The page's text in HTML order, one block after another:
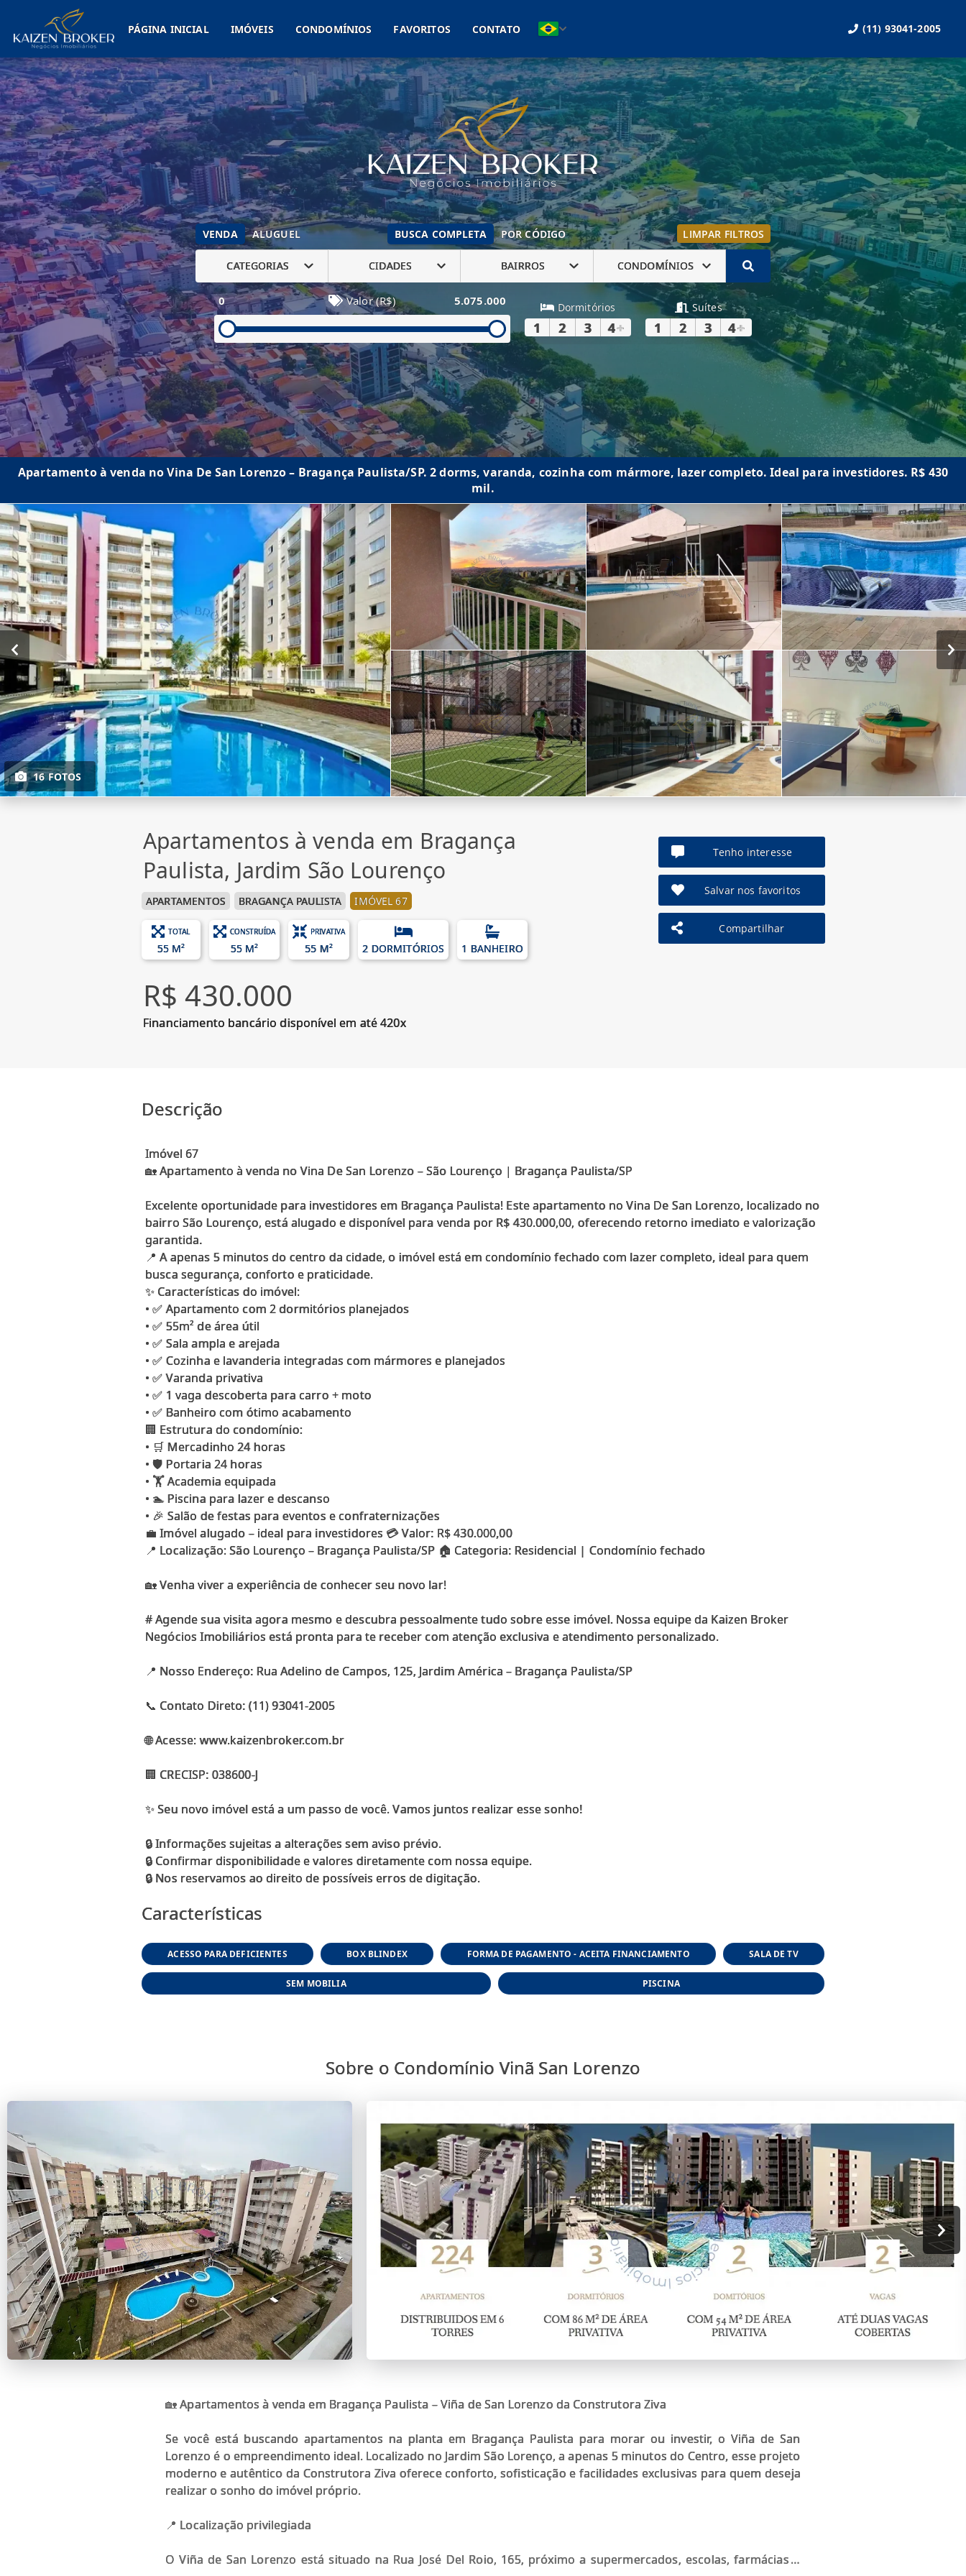
(11) 93041-2005
PÁGINA INICIAL IMÓVEIS CONDOMÍNIOS FAVORITOS CONTATO (11) 93041-2005
VENDA ALUGUEL BUSCA COMPLETA POR CÓDIGO LIMPAR FILTROS
CATEGORIAS CIDADES BAIRROS CONDOMÍNIOS
0 Valor (R$) 5.075.000 Dormitórios
1 2 3 4+
Suítes
1 2 3 4+
Apartamento à venda no Vina De San Lorenzo – Bragança Paulista/SP. 2 dorms, varanda, cozinha com mármore, lazer completo. Ideal para investidores. R$ 430
mil.
16 FOTOS
Apartamentos à venda em Bragança
Paulista, Jardim São Lourenço
APARTAMENTOS BRAGANÇA PAULISTA IMÓVEL 67
TOTAL
55 M²
CONSTRUÍDA
55 M²
PRIVATIVA
55 M² 2 DORMITÓRIOS 1 BANHEIRO
R$ 430.000
Financiamento bancário disponível em até 420x
Tenho interesse
Salvar nos favoritos
Compartilhar
Descrição
Imóvel 67
🏡 Apartamento à venda no Vina De San Lorenzo – São Lourenço | Bragança Paulista/SP
Excelente oportunidade para investidores em Bragança Paulista! Este apartamento no Vina De San Lorenzo, localizado no
bairro São Lourenço, está alugado e disponível para venda por R$ 430.000,00, oferecendo retorno imediato e valorização
garantida.
📍 A apenas 5 minutos do centro da cidade, o imóvel está em condomínio fechado com lazer completo, ideal para quem
busca segurança, conforto e praticidade.
✨ Características do imóvel:
• ✅ Apartamento com 2 dormitórios planejados
• ✅ 55m² de área útil
• ✅ Sala ampla e arejada
• ✅ Cozinha e lavanderia integradas com mármores e planejados
• ✅ Varanda privativa
• ✅ 1 vaga descoberta para carro + moto
• ✅ Banheiro com ótimo acabamento
🏢 Estrutura do condomínio:
• 🛒 Mercadinho 24 horas
• 🛡️ Portaria 24 horas
• 🏋️ Academia equipada
• 🏊 Piscina para lazer e descanso
• 🎉 Salão de festas para eventos e confraternizações
💼 Imóvel alugado – ideal para investidores 💳 Valor: R$ 430.000,00
📍 Localização: São Lourenço – Bragança Paulista/SP 🏠 Categoria: Residencial | Condomínio fechado
🏡 Venha viver a experiência de conhecer seu novo lar!
# Agende sua visita agora mesmo e descubra pessoalmente tudo sobre esse imóvel. Nossa equipe da Kaizen Broker
Negócios Imobiliários está pronta para te receber com atenção exclusiva e atendimento personalizado.
📍 Nosso Endereço: Rua Adelino de Campos, 125, Jardim América – Bragança Paulista/SP
📞 Contato Direto: (11) 93041-2005
🌐 Acesse: www.kaizenbroker.com.br
🏢 CRECISP: 038600-J
✨ Seu novo imóvel está a um passo de você. Vamos juntos realizar esse sonho!
🔒 Informações sujeitas a alterações sem aviso prévio.
🔒 Confirmar disponibilidade e valores diretamente com nossa equipe.
Características
ACESSO PARA DEFICIENTES BOX BLINDEX FORMA DE PAGAMENTO - ACEITA FINANCIAMENTO SALA DE TV
SEM MOBILIA PISCINA
Sobre o Condomínio Vinã San Lorenzo
🏡 Apartamentos à venda em Bragança Paulista – Viña de San Lorenzo da Construtora Ziva
Se você está buscando apartamentos na planta em Bragança Paulista para morar ou investir, o Viña de San
Lorenzo é o empreendimento ideal. Localizado no Jardim São Lorenço, a apenas 5 minutos do Centro, esse projeto
moderno e autêntico da Construtora Ziva oferece conforto, sofisticação e facilidades exclusivas para quem deseja
realizar o sonho do imóvel próprio.
📍 Localização privilegiada
O Viña de San Lorenzo está situado na Rua José Del Roio, 165, próximo a supermercados, escolas, farmácias e